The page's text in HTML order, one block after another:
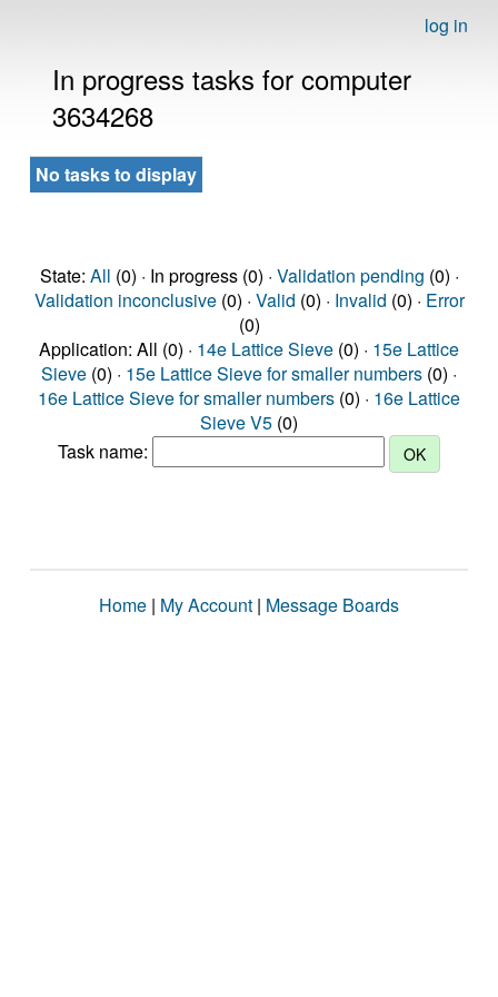
log in
In progress tasks for computer
3634268
No tasks to display
State: All (0) · In progress (0) · Validation pending (0) ·
Validation inconclusive(0) · Valid (0) · Invalid (0) · Error
(0)
Application: All (0) · 14e Lattice Sieve (0) · 15e Lattice
Sieve (0) · 15e Lattice Sieve for smaller numbers (0) ·
16e Lattice Sieve for smaller numbers (0) · 16e Lattice
Sieve V5 (0)
Task name:
Home | My Account | Message Boards